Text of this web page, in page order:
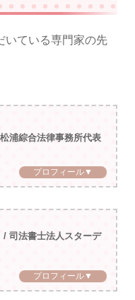
いている専門家の先
浦綜合法律事務所代表
プロフィール▼
/ 司法書士法人スターデ
プロフィール▼